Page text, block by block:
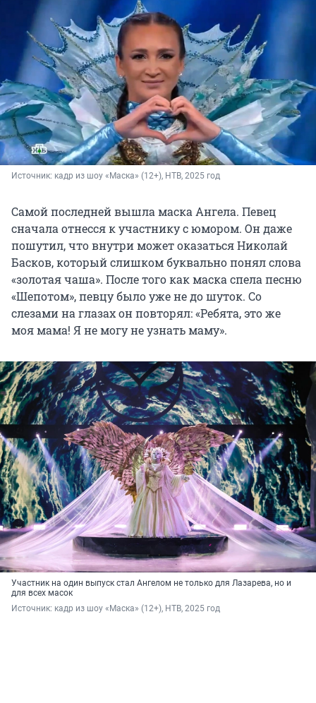
Источник: кадр из шоу «Маска» (12+), НТВ, 2025 год
Самой последней вышла маска Ангела. Певец
сначала отнесся к участнику с юмором. Он даже
пошутил, что внутри может оказаться Николай
Басков, который слишком буквально понял слова
«золотая чаша». После того как маска спела песню
«Шепотом», певцу было уже не до шуток. Со
слезами на глазах он повторял: «Ребята, это же
моя мама! Я не могу не узнать маму».
Участник на один выпуск стал Ангелом не только для Лазарева, но и
для всех масок
Источник: кадр из шоу «Маска» (12+), НТВ, 2025 год